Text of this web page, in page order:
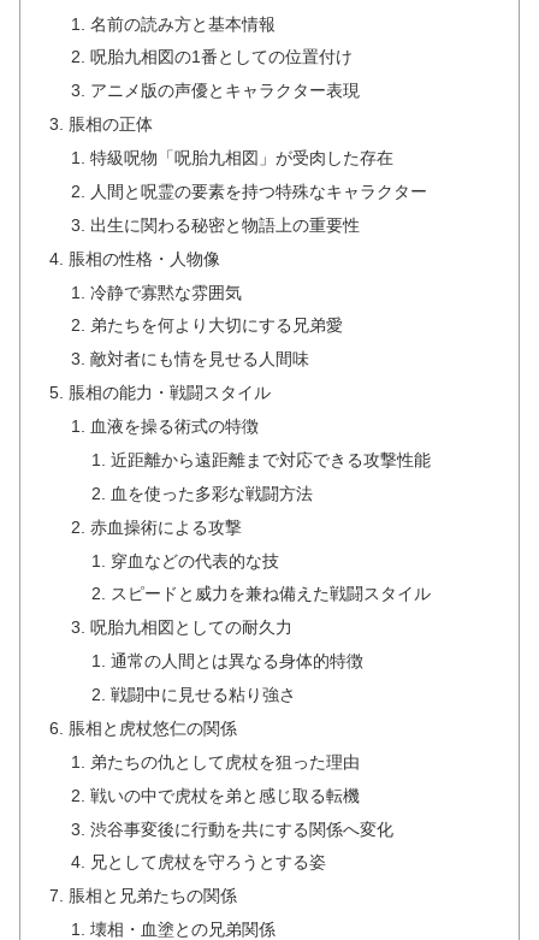
名前の読み方と基本情報
呪胎九相図の1番としての位置付け
アニメ版の声優とキャラクター表現
脹相の正体
特級呪物「呪胎九相図」が受肉した存在
人間と呪霊の要素を持つ特殊なキャラクター
出生に関わる秘密と物語上の重要性
脹相の性格・人物像
冷静で寡黙な雰囲気
弟たちを何より大切にする兄弟愛
敵対者にも情を見せる人間味
脹相の能力・戦闘スタイル
血液を操る術式の特徴
近距離から遠距離まで対応できる攻撃性能
血を使った多彩な戦闘方法
赤血操術による攻撃
穿血などの代表的な技
スピードと威力を兼ね備えた戦闘スタイル
呪胎九相図としての耐久力
通常の人間とは異なる身体的特徴
戦闘中に見せる粘り強さ
脹相と虎杖悠仁の関係
弟たちの仇として虎杖を狙った理由
戦いの中で虎杖を弟と感じ取る転機
渋谷事変後に行動を共にする関係へ変化
兄として虎杖を守ろうとする姿
脹相と兄弟たちの関係
壊相・血塗との兄弟関係